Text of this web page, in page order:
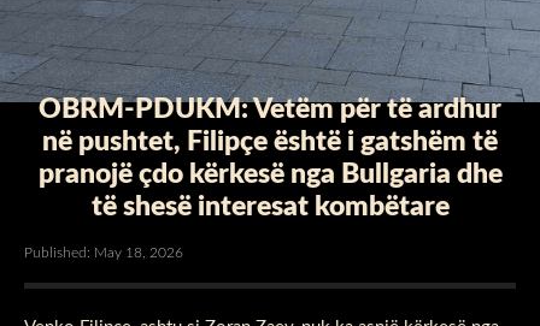
OBRM-PDUKM: Vetëm për të ardhur
në pushtet, Filipçe është i gatshëm të
pranojë çdo kërkesë nga Bullgaria dhe
të shesë interesat kombëtare
Published: May 18, 2026